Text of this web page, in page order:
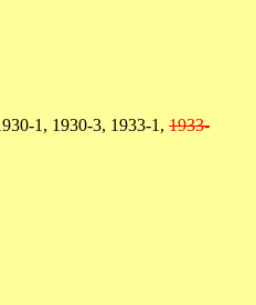
1, 1930-3, 1933-1, 1933-